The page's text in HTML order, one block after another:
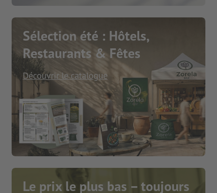
Sélection été : Hôtels,
Restaurants & Fêtes
Découvrir le catalogue
Le prix le plus bas – toujours